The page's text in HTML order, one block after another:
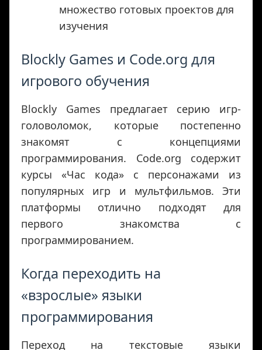
множество готовых проектов для
изучения
Blockly Games и Code.org для
игрового обучения
Blockly Games предлагает серию игр-
головоломок, которые постепенно
знакомят с концепциями
программирования. Code.org содержит
курсы «‎Час кода» с персонажами из
популярных игр и мультфильмов. Эти
платформы отлично подходят для
первого знакомства с
программированием.
Когда переходить на
«взрослые» языки
программирования
Переход на текстовые языки